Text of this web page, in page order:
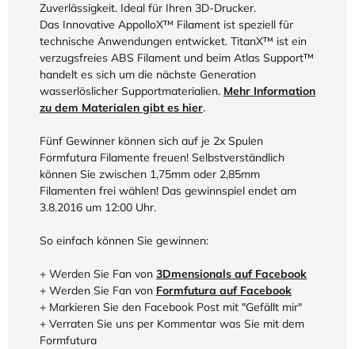
Zuverlässigkeit. Ideal für Ihren 3D-Drucker.
Das Innovative AppolloX™ Filament ist speziell für
technische Anwendungen entwicket. TitanX™ ist ein
verzugsfreies ABS Filament und beim Atlas Support™
handelt es sich um die nächste Generation
wasserlöslicher Supportmaterialien. Mehr Information
zu dem Materialen gibt es hier.
Fünf Gewinner können sich auf je 2x Spulen
Formfutura Filamente freuen! Selbstverständlich
können Sie zwischen 1,75mm oder 2,85mm
Filamenten frei wählen! Das gewinnspiel endet am
3.8.2016 um 12:00 Uhr.
So einfach können Sie gewinnen:
+ Werden Sie Fan von 3Dmensionals auf Facebook
+ Werden Sie Fan von Formfutura auf Facebook
+ Markieren Sie den Facebook Post mit "Gefällt mir"
+ Verraten Sie uns per Kommentar was Sie mit dem
Formfutura